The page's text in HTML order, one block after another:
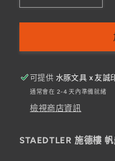
供
船
乾
性
顏
船
乾
顏
可提供 水豚文具 x 友誠
通常會在 2-4 天內準備就緒
檢視商店資訊
STAEDTLER 施德樓